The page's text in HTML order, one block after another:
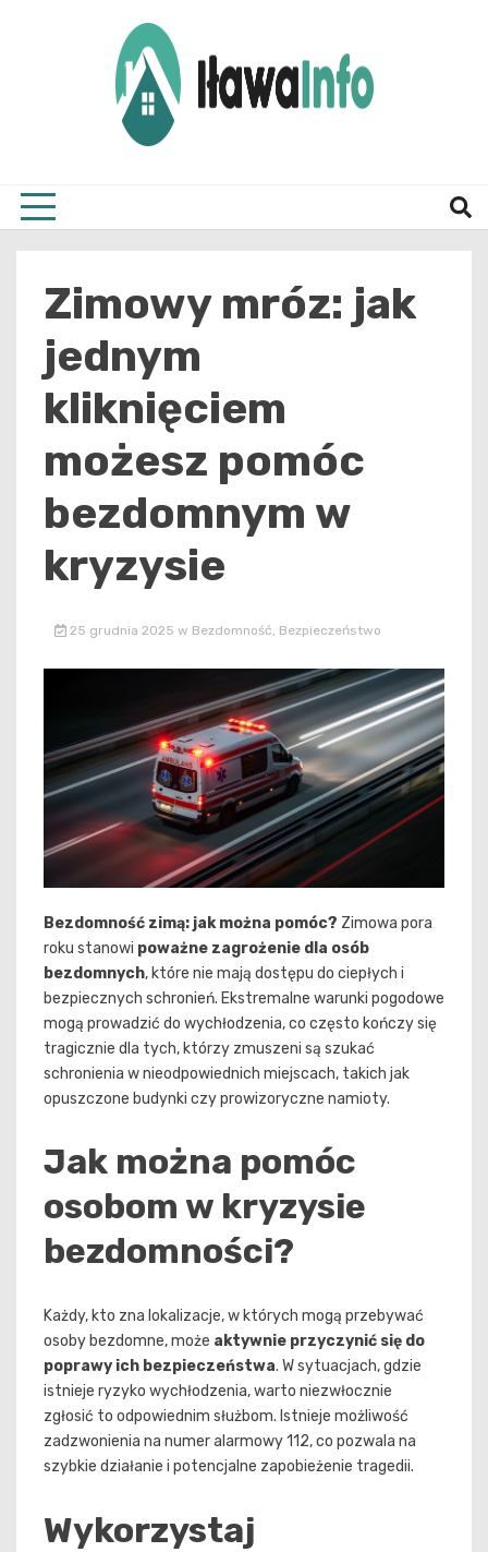
Zimowy mróz: jak
jednym
kliknięciem
możesz pomóc
bezdomnym w
kryzysie
25 grudnia 2025 w Bezdomność, Bezpieczeństwo
Bezdomność zimą: jak można pomóc? Zimowa pora
roku stanowi poważne zagrożenie dla osób
bezdomnych, które nie mają dostępu do ciepłych i
bezpiecznych schronień. Ekstremalne warunki pogodowe
mogą prowadzić do wychłodzenia, co często kończy się
tragicznie dla tych, którzy zmuszeni są szukać
schronienia w nieodpowiednich miejscach, takich jak
opuszczone budynki czy prowizoryczne namioty.
Jak można pomóc
osobom w kryzysie
bezdomności?
Każdy, kto zna lokalizacje, w których mogą przebywać
osoby bezdomne, może aktywnie przyczynić się do
poprawy ich bezpieczeństwa. W sytuacjach, gdzie
istnieje ryzyko wychłodzenia, warto niezwłocznie
zgłosić to odpowiednim służbom. Istnieje możliwość
zadzwonienia na numer alarmowy 112, co pozwala na
szybkie działanie i potencjalne zapobieżenie tragedii.
Wykorzystaj